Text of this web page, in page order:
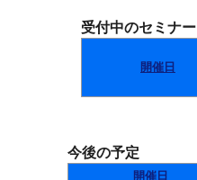
受付中のセミナー
開催日
今後の予定
開催日